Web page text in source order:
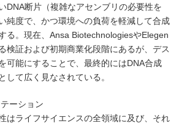
DNA断片（複雑なアセンブリの必要性を
純度で、かつ環境への負荷を軽減して合成
る。現在、Ansa BiotechnologiesやElegen
検証および初期商業化段階にあるが、デス
可能にすることで、最終的にはDNA合成
して広く見なされている。
ーション
はライフサイエンスの全領域に及び、それ